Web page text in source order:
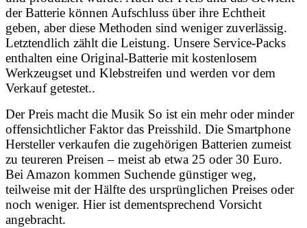
der Batterie können Aufschluss über ihre Echtheit
geben, aber diese Methoden sind weniger zuverlässig.
Letztendlich zählt die Leistung. Unsere Service-Packs
enthalten eine Original-Batterie mit kostenlosem
Werkzeugset und Klebstreifen und werden vor dem
Verkauf getestet..
Der Preis macht die Musik So ist ein mehr oder minder
offensichtlicher Faktor das Preisshild. Die Smartphone
Hersteller verkaufen die zugehörigen Batterien zumeist
zu teureren Preisen – meist ab etwa 25 oder 30 Euro.
Bei Amazon kommen Suchende günstiger weg,
teilweise mit der Hälfte des ursprünglichen Preises oder
noch weniger. Hier ist dementsprechend Vorsicht
angebracht.